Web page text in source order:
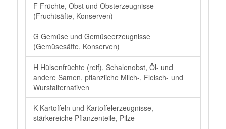
F Früchte, Obst und Obsterzeugnisse
(Fruchtsäfte, Konserven)
G Gemüse und Gemüseerzeugnisse
(Gemüsesäfte, Konserven)
H Hülsenfrüchte (reif), Schalenobst, Öl- und
andere Samen, pflanzliche Milch-, Fleisch- und
Wurstalternativen
K Kartoffeln und Kartoffelerzeugnisse,
stärkereiche Pflanzenteile, Pilze